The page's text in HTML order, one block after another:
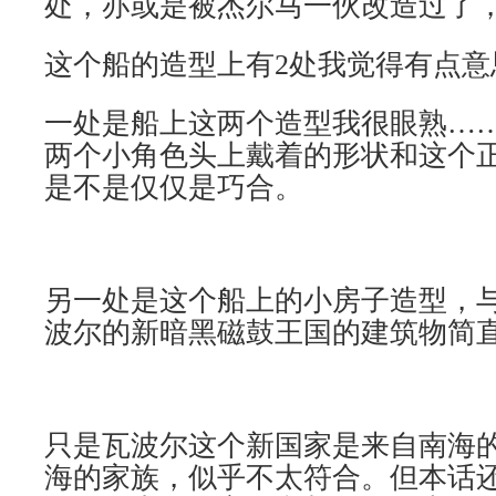
这个船的造型上有2处我觉得有点
一处是船上这两个造型我很眼熟
两个小角色头上戴着的形状和这个
是不是仅仅是巧合。
另一处是这个船上的小房子造型，
波尔的新暗黑磁鼓王国的建筑物简
只是瓦波尔这个新国家是来自南海
海的家族，似乎不太符合。但本话